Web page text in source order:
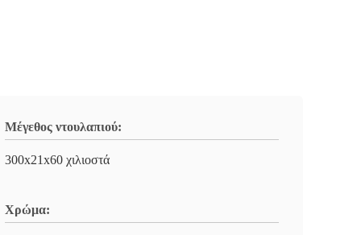
Μέγεθος ντουλαπιού:
300x21x60 χιλιοστά
Χρώμα: